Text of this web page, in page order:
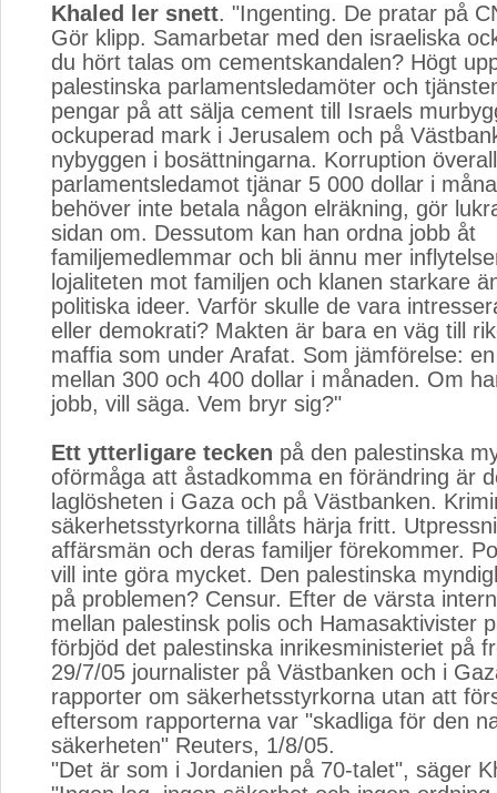
Khaled ler snett. "Ingenting. De pratar på
Gör klipp. Samarbetar med den israeliska
du hört talas om cementskandalen? Högt
palestinska parlamentsledamöter och
pengar på att sälja cement till Israels
ockuperad mark i Jerusalem och på
nybyggen i bosättningarna. Korruption
parlamentsledamot tjänar 5 000 dollar i
behöver inte betala någon elräkning, gör
sidan om. Dessutom kan han ordna jobb åt
familjemedlemmar och bli ännu mer
lojaliteten mot familjen och klanen starkare
politiska ideer. Varför skulle de vara
eller demokrati? Makten är bara en väg till
maffia som under Arafat. Som jämförelse:
mellan 300 och 400 dollar i månaden. Om
jobb, vill säga. Vem bryr sig?"
Ett ytterligare tecken på den palestinska
oförmåga att åstadkomma en förändring är
laglösheten i Gaza och på Västbanken.
säkerhetsstyrkorna tillåts härja fritt.
affärsmän och deras familjer förekommer.
vill inte göra mycket. Den palestinska
på problemen? Censur. Efter de värsta
mellan palestinsk polis och Hamasaktivister
förbjöd det palestinska inrikesministeriet på
29/7/05 journalister på Västbanken och i
rapporter om säkerhetsstyrkorna utan att
eftersom rapporterna var "skadliga för den
säkerheten" Reuters, 1/8/05.
"Det är som i Jordanien på 70-talet", säger